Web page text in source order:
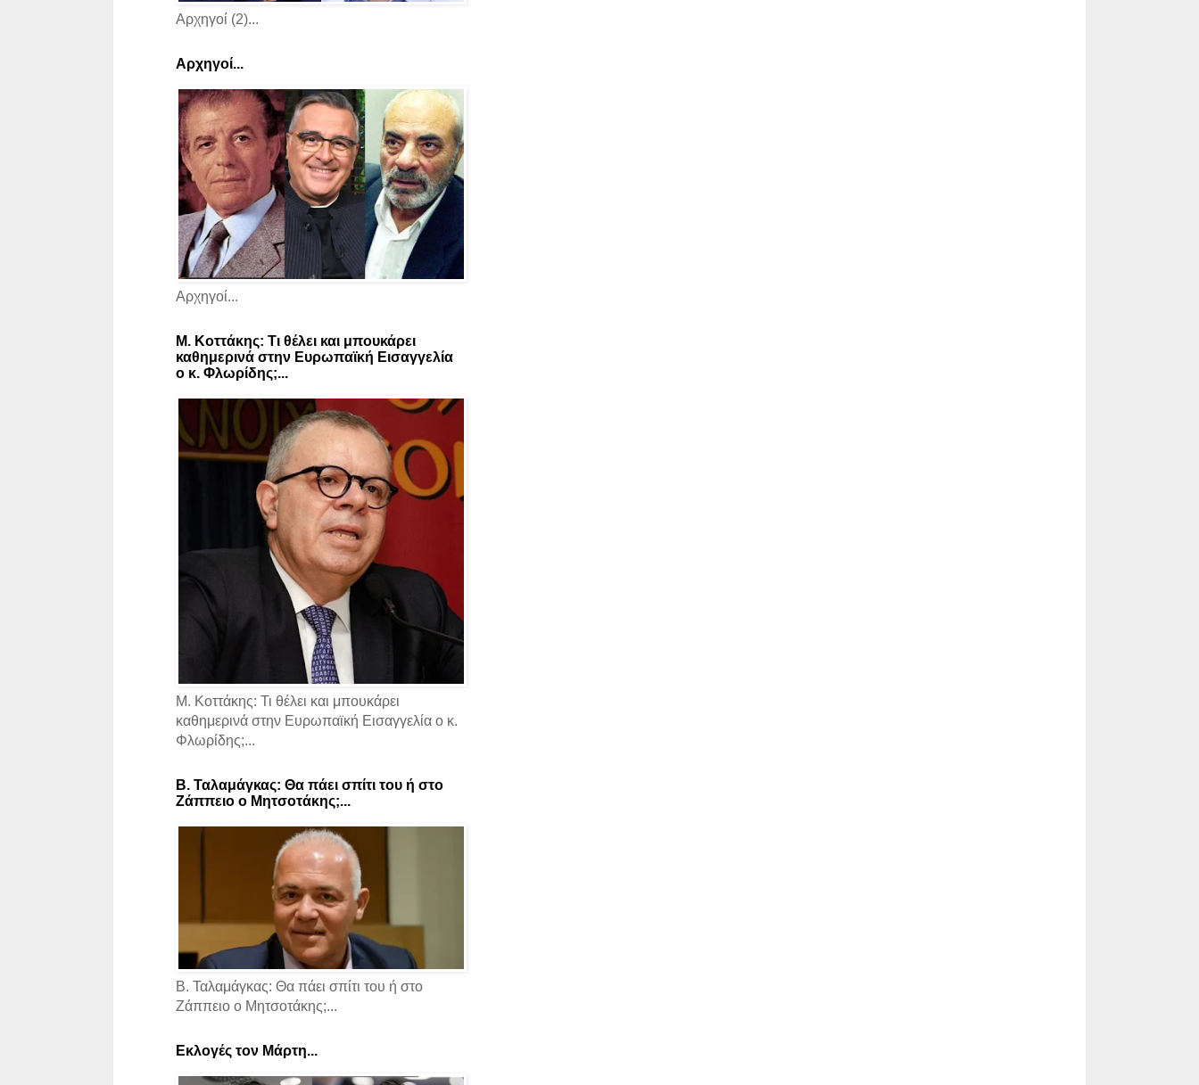
Αρχηγοί (2)...
Αρχηγοί...
Αρχηγοί...
Μ. Κοττάκης: Τι θέλει και μπουκάρει
καθημερινά στην Ευρωπαϊκή Εισαγγελία
ο κ. Φλωρίδης;...
Μ. Κοττάκης: Τι θέλει και μπουκάρει
καθημερινά στην Ευρωπαϊκή Εισαγγελία ο κ.
Φλωρίδης;...
Β. Ταλαμάγκας: Θα πάει σπίτι του ή στο
Ζάππειο ο Μητσοτάκης;...
Β. Ταλαμάγκας: Θα πάει σπίτι του ή στο
Ζάππειο ο Μητσοτάκης;...
Εκλογές τον Μάρτη...